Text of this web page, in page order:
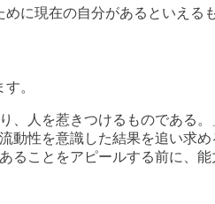
に現在の自分があるといえる
。
、人を惹きつけるものである。
動性を意識した結果を追い求め
ることをアピールする前に、